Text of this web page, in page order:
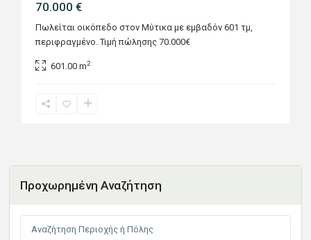
70.000 €
Πωλείται οικόπεδο στον Μύτικα με εμβαδόν 601 τμ,
περιφραγμένο. Τιμή πώλησης 70.000€
601.00 m2
Προχωρημένη Αναζήτηση